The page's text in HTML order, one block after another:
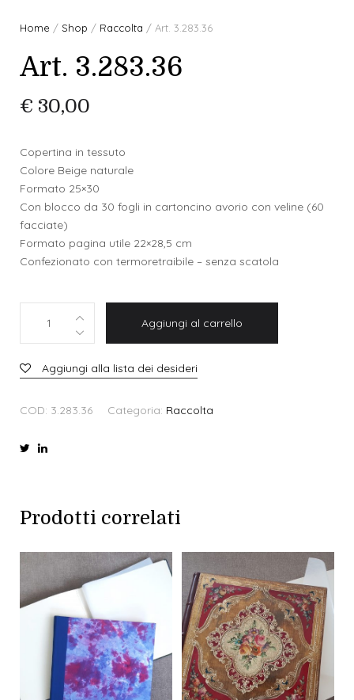
Home / Shop / Raccolta / Art. 3.283.36
Art. 3.283.36
€ 30,00
Copertina in tessuto
Colore Beige naturale
Formato 25×30
Con blocco da 30 fogli in cartoncino avorio con veline (60
facciate)
Formato pagina utile 22×28,5 cm
Confezionato con termoretraibile – senza scatola
t
.
6
u
t
Aggiungi al carrello
Aggiungi alla lista dei desideri
COD: 3.283.36 Categoria: Raccolta
Prodotti correlati